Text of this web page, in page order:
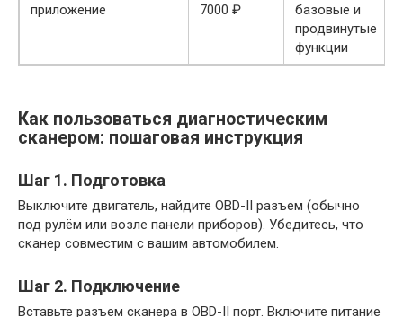
приложение
7000 ₽
базовые и
продвинутые
функции
Как пользоваться диагностическим
сканером: пошаговая инструкция
Шаг 1. Подготовка
Выключите двигатель, найдите OBD-II разъем (обычно
под рулём или возле панели приборов). Убедитесь, что
сканер совместим с вашим автомобилем.
Шаг 2. Подключение
Вставьте разъем сканера в OBD-II порт. Включите питание